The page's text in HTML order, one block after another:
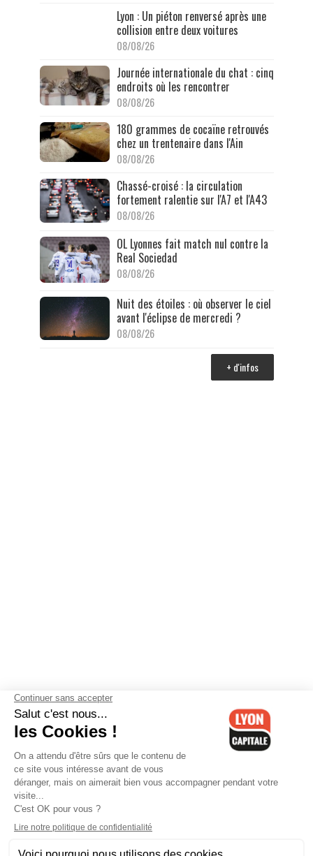
Lyon : Un piéton renversé après une
collision entre deux voitures
08/08/26
Journée internationale du chat : cinq
endroits où les rencontrer
08/08/26
180 grammes de cocaïne retrouvés
chez un trentenaire dans l'Ain
08/08/26
Chassé-croisé : la circulation
fortement ralentie sur l'A7 et l'A43
08/08/26
OL Lyonnes fait match nul contre la
Real Sociedad
08/08/26
Nuit des étoiles : où observer le ciel
avant l'éclipse de mercredi ?
08/08/26
+ d'infos